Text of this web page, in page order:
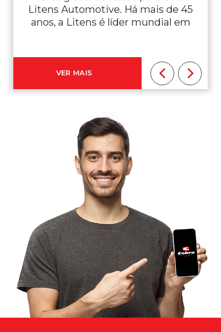
Litens Automotive. Há mais de 45
anos, a Litens é líder mundial em
fornecedora original das maiores
montadoras do planeta. Com
VER MAIS